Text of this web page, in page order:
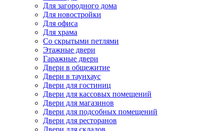
Для загородного дома
Для новостройки
Для офиса
Для храма
Со скрытыми петлями
Этажные двери
Гаражные двери
Двери в общежитие
Двери в таунхаус
Двери для гостиниц
Двери для кассовых помещений
Двери для магазинов
Двери для подсобных помещений
Двери для ресторанов